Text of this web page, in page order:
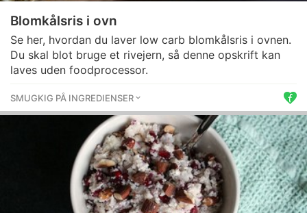
Blomkålsris i ovn
Se her, hvordan du laver low carb blomkålsris i ovnen.
Du skal blot bruge et rivejern, så denne opskrift kan
laves uden foodprocessor.
SMUGKIG PÅ INGREDIENSER